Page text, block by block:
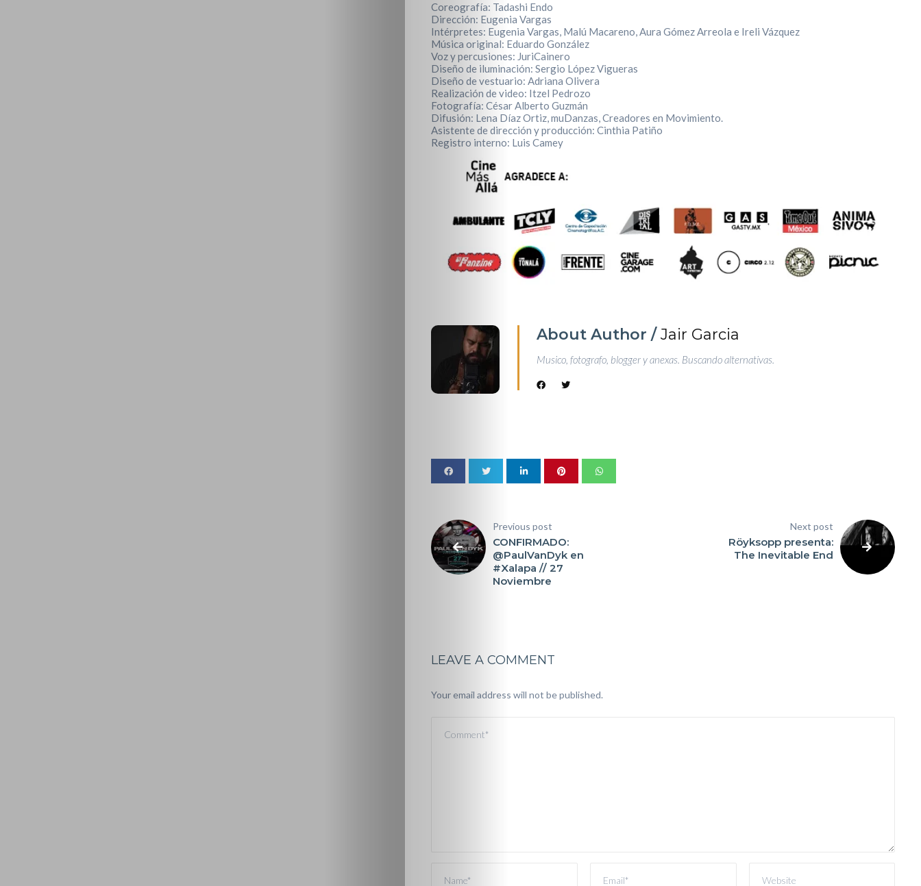
Coreografía: Tadashi Endo
Dirección: Eugenia Vargas
Intérpretes: Eugenia Vargas, Malú Macareno, Aura Gómez Arreola e Ireli Vázquez
Música original: Eduardo González
Voz y percusiones: JuriCainero
Diseño de iluminación: Sergio López Vigueras
Diseño de vestuario: Adriana Olivera
Realización de video: Itzel Pedrozo
Fotografía: César Alberto Guzmán
Difusión: Lena Díaz Ortiz, muDanzas, Creadores en Movimiento.
Asistente de dirección y producción: Cinthia Patiño
Registro interno: Luis Camey
About Author /Jair Garcia
Musico, fotografo, blogger y anexas. Buscando alternativas.
Previous post
CONFIRMADO:
@PaulVanDyk en
#Xalapa // 27
Noviembre
Next post
Röyksopp presenta:
The Inevitable End
LEAVE A COMMENT
Your email address will not be published.